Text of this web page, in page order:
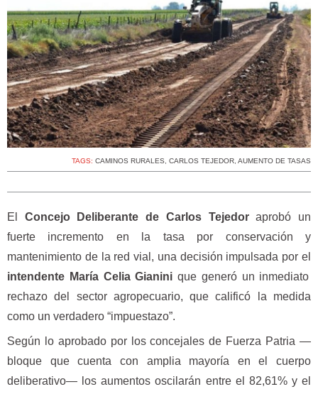
TAGS: CAMINOS RURALES, CARLOS TEJEDOR, AUMENTO DE TASAS
El Concejo Deliberante de Carlos Tejedoraprobó un
fuerte incremento en la tasa por conservación y
mantenimiento de la red vial, una decisión impulsada por el
intendente María Celia Gianini que generó un inmediato
rechazo del sector agropecuario, que calificó la medida
como un verdadero “impuestazo”.
Según lo aprobado por los concejales de Fuerza Patria —
bloque que cuenta con amplia mayoría en el cuerpo
deliberativo— los aumentos oscilarán entre el 82,61% y el